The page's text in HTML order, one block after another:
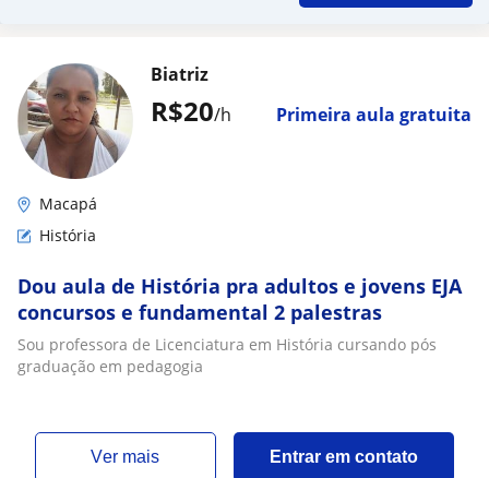
R$20/h Primeira aula gratuita
Biatriz
Macapá
História
Dou aula de História pra adultos e jovens EJA
concursos e fundamental 2 palestras
Sou professora de Licenciatura em História cursando pós
graduação em pedagogia
ver mais Entrar em contato